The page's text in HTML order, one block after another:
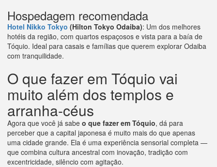
Hospedagem recomendada
Hotel Nikko Tokyo (Hilton Tokyo Odaiba): Um dos melhores
hotéis da região, com quartos espaçosos e vista para a baía de
Tóquio. Ideal para casais e famílias que querem explorar Odaiba
com tranquilidade.
O que fazer em Tóquio vai
muito além dos templos e
arranha-céus
Agora que você já sabe o que fazer em Tóquio, dá para
perceber que a capital japonesa é muito mais do que apenas
uma cidade grande. Ela é uma experiência sensorial completa —
que combina cultura ancestral com inovação, tradição com
excentricidade, silêncio com agitação.